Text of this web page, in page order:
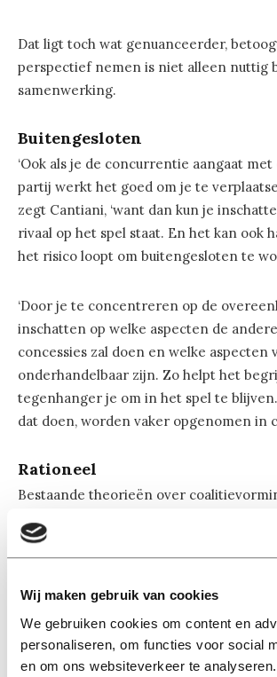
Wij maken gebruik van cookies
We gebruiken cookies om content en
personaliseren, om functies voor social
en om ons websiteverkeer te
Dat ligt toch wat genuanceerder,
perspectief nemen is niet alleen nuttig
samenwerking.
Buitengesloten
‘Ook als je de concurrentie aangaat
partij werkt het goed om je te
zegt Cantiani, ‘want dan kun je
rivaal op het spel staat. En het kan ook
het risico loopt om buitengesloten te
‘Door je te concentreren op de
inschatten op welke aspecten de
concessies zal doen en welke aspecten
onderhandelbaar zijn. Zo helpt het
tegenhanger je om in het spel te
dat doen, worden vaker opgenomen in
Rationeel
Bestaande theorieën over
rationeel, en houden geen rekening
sympathie, gelijkenis of de
focussen op macht. Maar Cantiani’s
ook op de ‘zachte kant’ van
hoogte van je inzet, zoals het aantal
van psychologisch begrip, toont haar